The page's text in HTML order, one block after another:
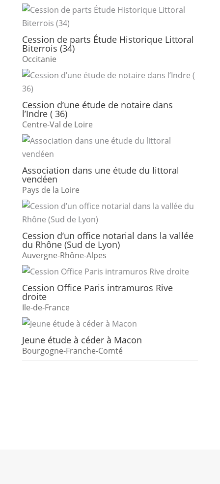
Cession de parts Étude Historique Littoral
Biterrois (34)
Occitanie
Cession d’une étude de notaire dans
l’Indre ( 36)
Centre-Val de Loire
Association dans une étude du littoral
vendéen
Pays de la Loire
Cession d’un office notarial dans la vallée
du Rhône (Sud de Lyon)
Auvergne-Rhône-Alpes
Cession Office Paris intramuros Rive
droite
Ile-de-France
Jeune étude à céder à Macon
Bourgogne-Franche-Comté